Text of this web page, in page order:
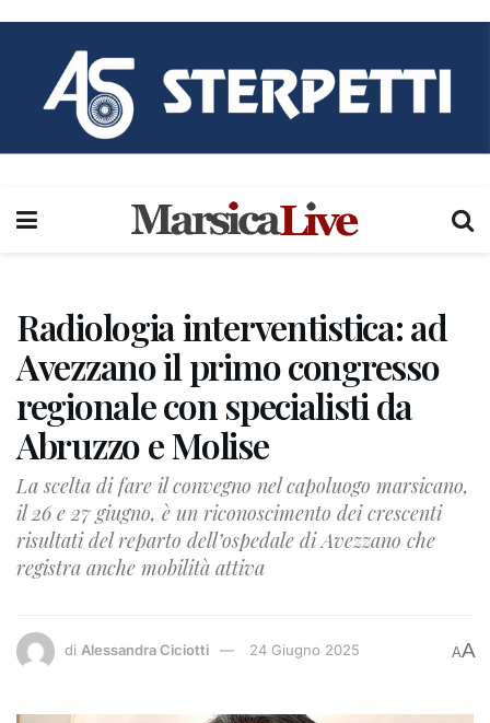
Radiologia interventistica: ad
Avezzano il primo congresso
regionale con specialisti da
Abruzzo e Molise
La scelta di fare il convegno nel capoluogo marsicano,
il 26 e 27 giugno, è un riconoscimento dei crescenti
risultati del reparto dell’ospedale di Avezzano che
registra anche mobilità attiva
di Alessandra Ciciotti 24 Giugno 2025 AA